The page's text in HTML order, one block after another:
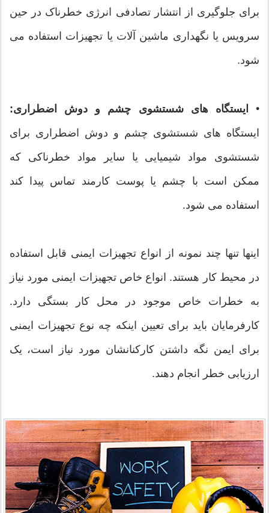
برای جلوگیری از انتشار تصادفی انرژی خطرناک در حین
سرویس یا نگهداری ماشین آلات یا تجهیزات استفاده می
شود.
•ایستگاه های شستشوی چشم و دوش اضطراری:
ایستگاه های شستشوی چشم و دوش اضطراری برای
شستشوی مواد شیمیایی یا سایر مواد خطرناکی که
ممکن است با چشم یا پوست کارمند تماس پیدا کند
استفاده می شود.
اینها تنها چند نمونه از انواع تجهیزات ایمنی قابل استفاده
در محیط کار هستند. انواع خاص تجهیزات ایمنی مورد نیاز
به خطرات خاص موجود در محل کار بستگی دارد.
کارفرمایان باید برای تعیین اینکه چه نوع تجهیزات ایمنی
برای ایمن نگه داشتن کارکنانشان مورد نیاز است، یک
ارزیابی خطر انجام دهند.